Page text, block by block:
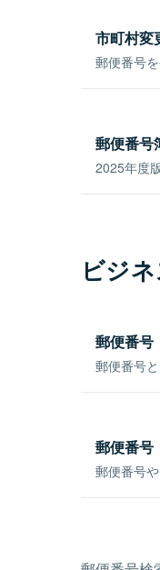
市町村変
郵便番号
郵便番号
2025年度
ビジ
郵便番号
郵便番号
郵便番号
郵便番号